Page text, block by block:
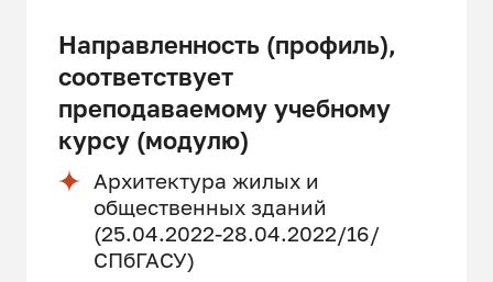
Направленность (профиль),
соответствует
преподаваемому учебному
курсу (модулю)
Архитектура жилых и
общественных зданий
(25.04.2022-28.04.2022/16/
СПбГАСУ)